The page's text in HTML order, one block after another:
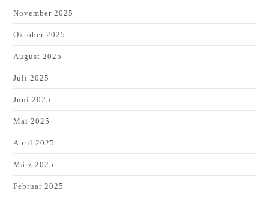
November 2025
Oktober 2025
August 2025
Juli 2025
Juni 2025
Mai 2025
April 2025
März 2025
Februar 2025